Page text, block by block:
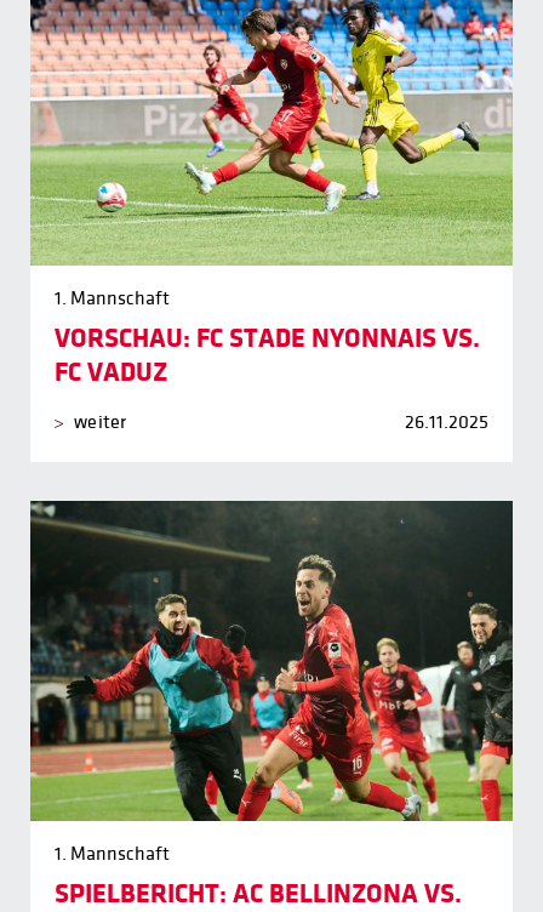
1. Mannschaft
VORSCHAU: FC STADE NYONNAIS VS.
FC VADUZ
weiter 26.11.2025
1. Mannschaft
SPIELBERICHT: AC BELLINZONA VS.